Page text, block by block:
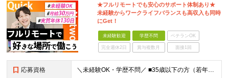
★フルリモートでも安心のサポート体制あり★
未経験からワークライフバランスも高収入も同時
にGet！
未経験歓迎 学歴不問 ベテランOK
完全週休2日 賞与複数月 面接1回
応募資格 ＼未経験OK・学歴不問／ ■35歳以下の方（若年層の長期キャリア形成のため） ■第二新卒OK ■普通自動車免許（AT）をお持ちの方 ▼▽こんな方はぜひご応募ください！▽▼ 「車の運転が好き！」 「地